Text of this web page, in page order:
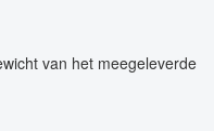
van het meegeleverde